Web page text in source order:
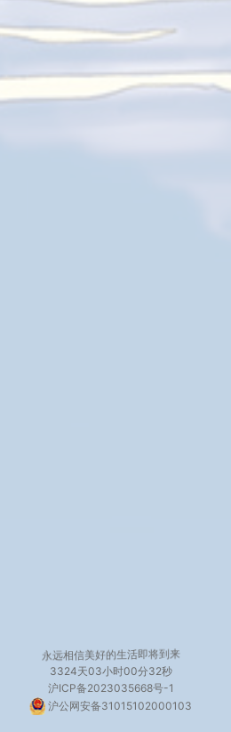
永远相信美好的生活即将到来
3324天03小时00分33秒
沪ICP备2023035668号-1
沪公网安备31015102000103